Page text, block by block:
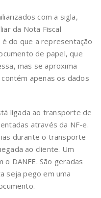
com a sigla,
da Nota Fiscal
é do que a representação
de papel, que
mas se aproxima
apenas os dados
ligada ao transporte de
através da NF-e.
durante o transporte
ao cliente. Um
DANFE. São geradas
seja pego em uma